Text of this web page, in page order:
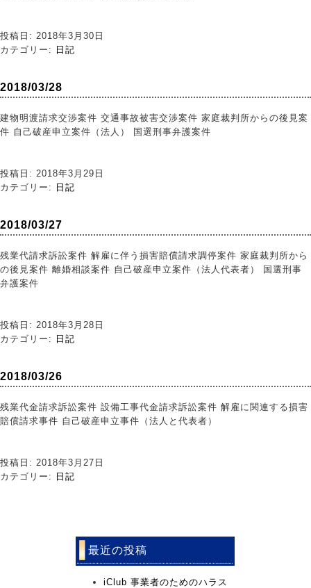
投稿日: 2018年3月30日
カテゴリー: 日記
2018/03/28
建物明渡請求交渉案件 交通事故被害交渉案件 家庭裁判所からの後見案
件 自己破産申立案件（法人） 国選刑事弁護案件
投稿日: 2018年3月29日
カテゴリー:
日記
2018/03/27
残業代請求訴訟案件 解雇に伴う損害賠償請求調停案件 家庭裁判所から
の後見案件 離婚相談案件 自己破産申立案件（法人代表者） 国選刑事
弁護案件
投稿日: 2018年3月28日
カテゴリー:
日記
2018/03/26
残業代金請求訴訟案件 設備工事代金請求訴訟案件 解雇に関連する損害
賠償請求事件 自己破産申立事件（法人と代表者）
投稿日: 2018年3月27日
カテゴリー:
日記
最近の投稿
iClub 事業者のためのハラス